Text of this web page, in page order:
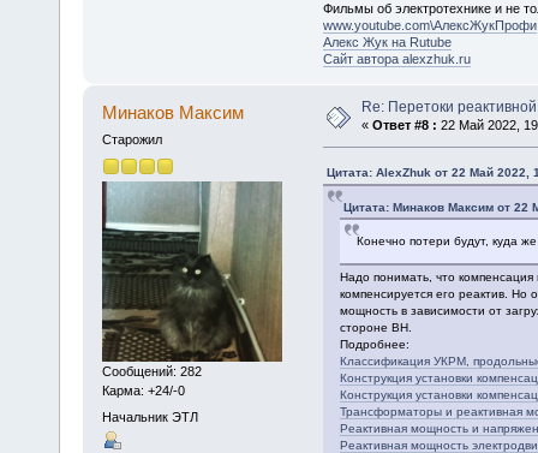
Фильмы об электротехнике и не
www.youtube.com\АлексЖукПрофи
Алекс Жук на Rutube
Сайт автора alexzhuk.ru
Минаков Максим
Старожил
Сообщений: 282
Карма: +24/-0
Начальник ЭТЛ
Re: Перетоки
« Ответ #8 : 22 Май 2022,
Цитата: AlexZhuk от 22 Май 2022,
Цитата: Минаков Максим от 22
Конечно потери будут, куда
Надо понимать, что компенсация
компенсируется его реактив.
мощность в зависимости от
стороне ВН.
Подробнее:
Классификация УКРМ,
Конструкция установки
Конструкция установки
Трансформаторы и реактивная
Реактивная мощность и
Реактивная мощность